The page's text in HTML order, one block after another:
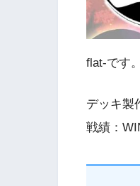
flat-です
デッキ製
戦績：